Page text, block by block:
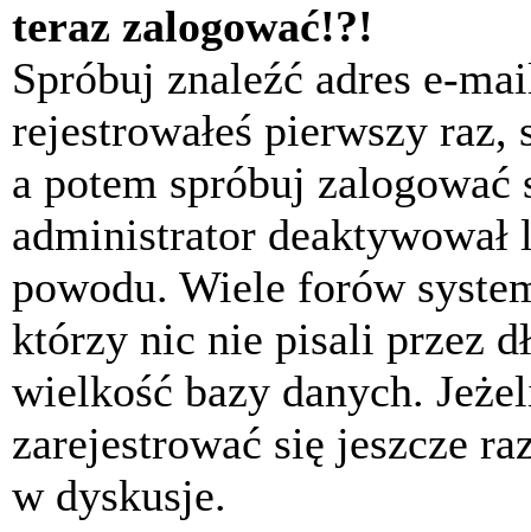
teraz zalogować!?!
Spróbuj znaleźć adres e-
rejestrowałeś pierwszy
a potem spróbuj
administrator deaktywował
powodu. Wiele forów
którzy nic nie pisali przez
wielkość bazy danych.
zarejestrować się jeszcze
w dyskusje.